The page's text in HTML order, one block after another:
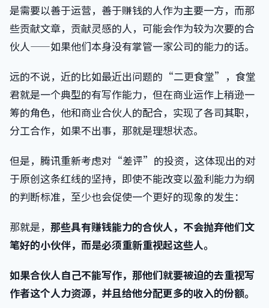
是需要以善于运营，善于赚钱的人作为主要一方，而那
些贡献文章，贡献灵感的人，可能会作为较为次要的合
伙人——如果他们本身没有掌管一家公司的能力的话。
远的不说，近的比如最近出问题的“二更食堂”，食堂
君就是一个典型的有写作能力，但在商业运作上稍逊一
筹的角色，他和商业合伙人的配合，实现了各司其职，
分工合作，如果不出事，那就是理想状态。
但是，腾讯重新考虑对“差评”的投资，这体现出的对
于原创这条红线的坚持，即使不能改变以盈利能力为纲
的判断标准，至少也会促使一个更好的现象的发生：
那就是， 那些具有赚钱能力的合伙人，不会抛弃他们文
笔好的小伙伴，而是必须重新重视起这些人。
如果合伙人自己不能写作，那他们就要被迫的去重视写
作者这个人力资源，并且给他分配更多的收入的份额。